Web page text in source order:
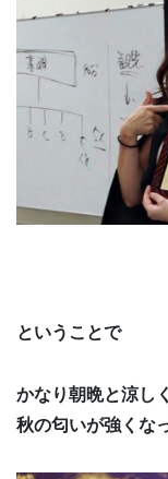
ということで
かなり朝晩と涼し
秋の匂いが強くな